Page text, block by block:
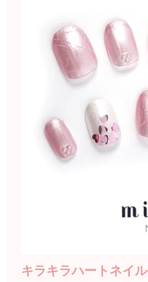
キラキラハートネイル